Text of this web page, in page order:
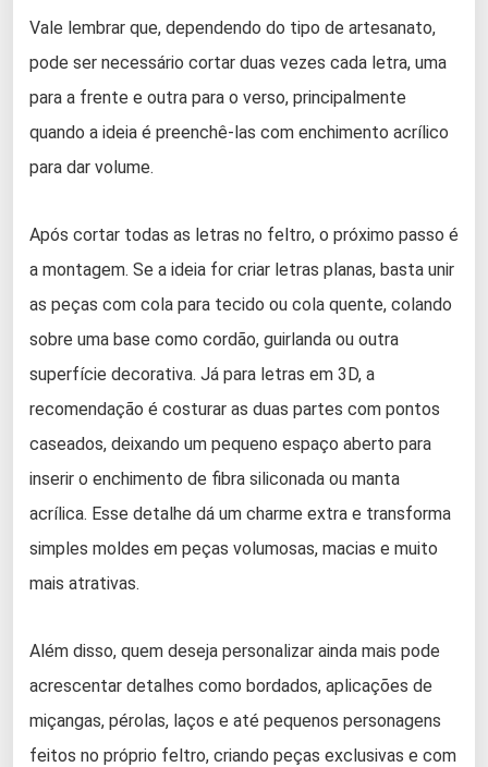
Vale lembrar que, dependendo do tipo de artesanato,
pode ser necessário cortar duas vezes cada letra, uma
para a frente e outra para o verso, principalmente
quando a ideia é preenchê-las com enchimento acrílico
para dar volume.
Após cortar todas as letras no feltro, o próximo passo é
a montagem. Se a ideia for criar letras planas, basta unir
as peças com cola para tecido ou cola quente, colando
sobre uma base como cordão, guirlanda ou outra
superfície decorativa. Já para letras em 3D, a
recomendação é costurar as duas partes com pontos
caseados, deixando um pequeno espaço aberto para
inserir o enchimento de fibra siliconada ou manta
acrílica. Esse detalhe dá um charme extra e transforma
simples moldes em peças volumosas, macias e muito
mais atrativas.
Além disso, quem deseja personalizar ainda mais pode
acrescentar detalhes como bordados, aplicações de
miçangas, pérolas, laços e até pequenos personagens
feitos no próprio feltro, criando peças exclusivas e com